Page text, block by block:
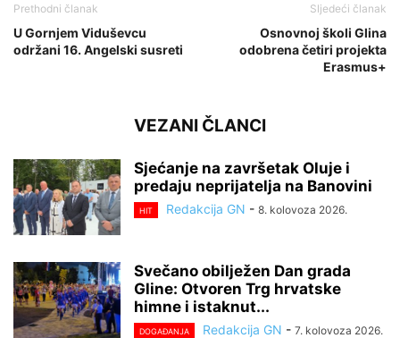
Prethodni članak
U Gornjem Viduševcu
održani 16. Angelski susreti
Sljedeći članak
Osnovnoj školi Glina
odobrena četiri projekta
Erasmus+
VEZANI ČLANCI
Sjećanje na završetak Oluje i
predaju neprijatelja na Banovini
HIT Redakcija GN - 8. kolovoza 2026.
Svečano obilježen Dan grada
Gline: Otvoren Trg hrvatske
himne i istaknut...
DOGAĐANJA Redakcija GN - 7. kolovoza 2026.